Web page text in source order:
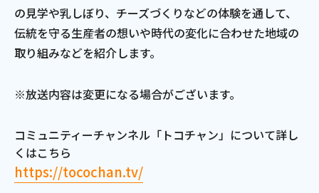
の見学や乳しぼり、チーズづくりなどの体験を通して、
伝統を守る生産者の想いや時代の変化に合わせた地域の
取り組みなどを紹介します。
※放送内容は変更になる場合がございます。
コミュニティーチャンネル「トコチャン」について詳し
くはこちら
https://tocochan.tv/